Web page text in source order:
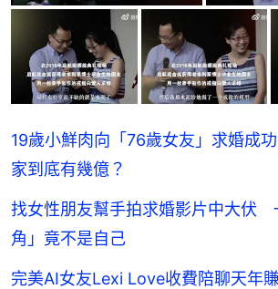
19歲小鮮肉向「76歲女友」求婚成
家到底有幾億？
找女性朋友幫手拍求婚影片中大伏
角」竟不是自己
完美AI女友Lexi Love收費陪聊天年